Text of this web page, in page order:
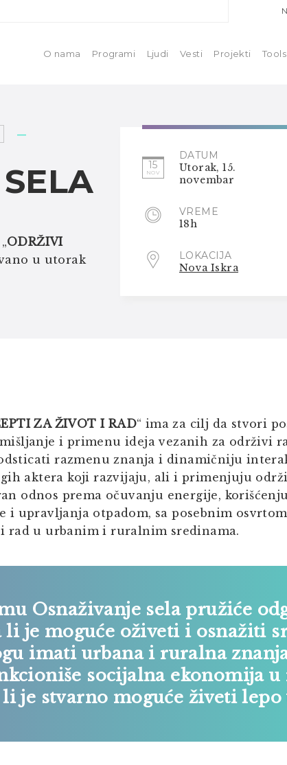
O nama Programi Ljudi Vesti Projekti
—
ODRŽIVI
u utorak
15
NOV
DATUM
Utorak, 15.
novembar
VREME
18h
LOKACIJA
Nova Iskra
ZA ŽIVOT I RAD“ ima za cilj da stvori
i primenu ideja vezanih za održivi
razmenu znanja i dinamičniju
aktera koji razvijaju, ali i primenjuju
odnos prema očuvanju energije,
i upravljanja otpadom, sa posebnim
rad u urbanim i ruralnim sredinama.
Osnaživanje selapružiće
je moguće oživeti i osnažiti
imati urbana i ruralna
socijalna ekonomija
li je stvarno moguće živeti lepo